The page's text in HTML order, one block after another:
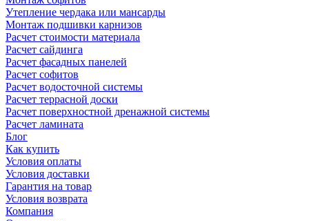
Утепление чердака или мансарды
Монтаж подшивки карнизов
Расчет стоимости материала
Расчет сайдинга
Расчет фасадных панелей
Расчет софитов
Расчет водосточной системы
Расчет террасной доски
Расчет поверхностной дренажной системы
Расчет ламината
Блог
Как купить
Условия оплаты
Условия доставки
Гарантия на товар
Условия возврата
Компания